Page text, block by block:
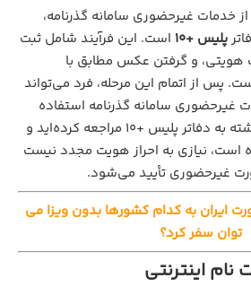
خدمات غیرحضوری سامانه گذرنامه،
پلیس +10
است. این فرآیند شامل ثبت
هویتی، و گرفتن عکس مطابق با
پس از اتمام این مرحله، فرد می‌تواند
غیرحضوری سامانه گذرنامه استفاده
کند. اگر در یک سال گذشته به دفاتر پلیس +10 مراجعه کرده‌اید و
نیازی به احراز هویت مجدد نیست
غیرحضوری تأیید می‌شود.
ایران به کدام کشورها بدون ویزا می
توان سفر کرد؟
نام اینترنتی